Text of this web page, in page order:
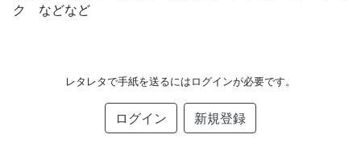
ク などなど
レタレタで手紙を送るにはログインが必要です。
ログイン 新規登録